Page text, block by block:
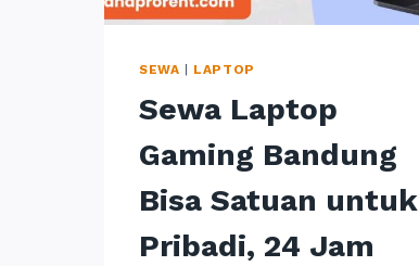
SEWA LAPTOP
Sewa Laptop
Gaming Bandung
Bisa Satuan untuk
Pribadi, 24 Jam